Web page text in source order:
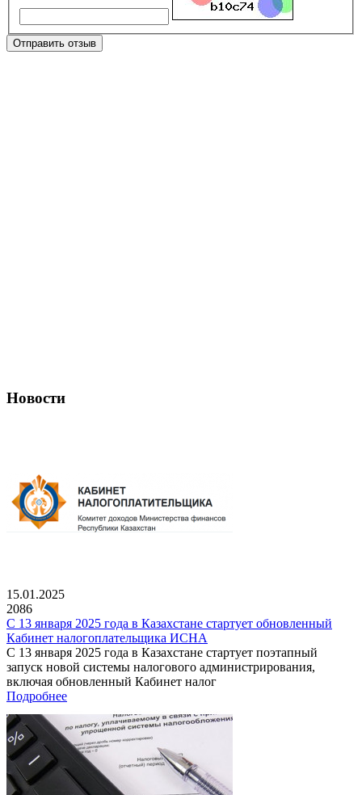
Отправить отзыв
Новости
15.01.2025
2086
С 13 января 2025 года в Казахстане стартует обновленный
Кабинет налогоплательщика ИСНА
С 13 января 2025 года в Казахстане стартует поэтапный
запуск новой системы налогового администрирования,
включая обновленный Кабинет налог
Подробнее